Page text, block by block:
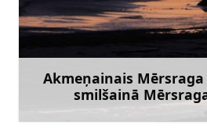
Akmeņainais
smilšainā
63237704